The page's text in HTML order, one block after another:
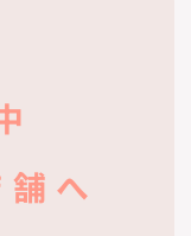
舗へ